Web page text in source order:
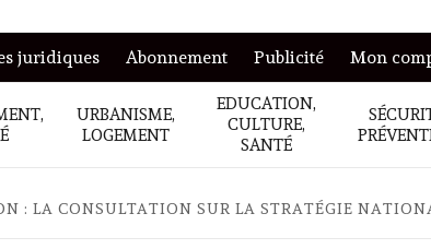
juridiques Abonnement Publicité Mon
URBANISME,
LOGEMENT
EDUCATION,
CULTURE,
SANTÉ
: LA CONSULTATION SUR LA STRATÉGIE